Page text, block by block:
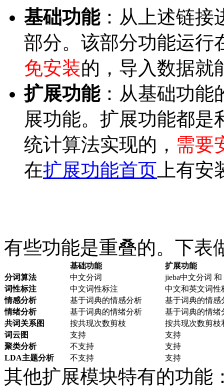
基础功能：从上述链接
部分。该部分功能运行
免安装的，导入数据就
扩展功能：从基础功能
展功能。扩展功能都是
统计算法实现的， 需要
在扩展功能首页 上有
有些功能是重叠的。下表
基础功能
扩展功能
分词算法
中文分词
jieba中文分词
词性标注
中文词性标注
中文和英文词性
情感分析
基于词典的情感分析
基于词典的情感
情绪分析
基于词典的情绪分析
基于词典的情绪
共词关系图
按共现次数剪枝
按共现次数剪枝
词云图
支持
支持
聚类分析
不支持
支持
LDA主题分析
不支持 支持
其他扩展模块特有的功能